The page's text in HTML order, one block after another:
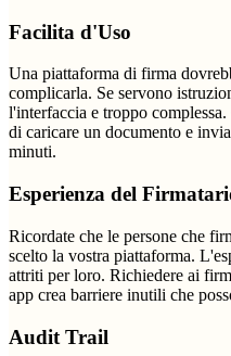
Facilita d'Uso
Una piattaforma di firma
complicarla. Se servono
l'interfaccia e troppo
di caricare un documento e
minuti.
Esperienza del
Ricordate che le persone che
scelto la vostra piattaforma.
attriti per loro. Richiedere ai
app crea barriere inutili che
Audit Trail